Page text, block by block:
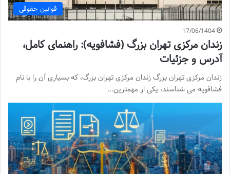
قوانین حقوقی
17/06/1404
زندان مرکزی تهران بزرگ (فشافویه): راهنمای کامل،
آدرس و جزئیات
زندان مرکزی تهران بزرگ زندان مرکزی تهران بزرگ، که بسیاری آن را با نام
فشافویه می شناسند، یکی از مهمترین…